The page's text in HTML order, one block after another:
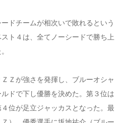
ドチームが相次いで敗れるという
ト４は、全てノーシードで勝ち上
Ｚが強さを発揮し、ブルーオシャ
ドで下し優勝を決めた。第３位は
位が足立ジャッカスとなった。最